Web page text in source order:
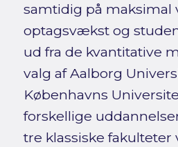
samtidig på maksimal
optagsvækst og
ud fra de kvantitative
valg af Aalborg
Københavns
forskellige
tre klassiske fakulteter